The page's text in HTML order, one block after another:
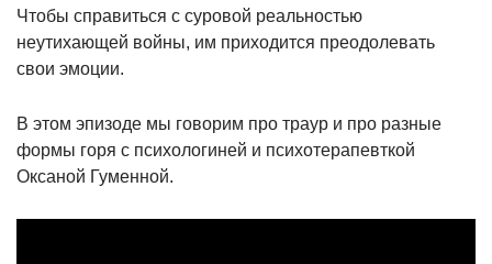
Чтобы справиться с суровой реальностью
неутихающей войны, им приходится преодолевать
свои эмоции.
В этом эпизоде мы говорим про траур и про разные
формы горя с психологиней и психотерапевткой
Оксаной Гуменной.